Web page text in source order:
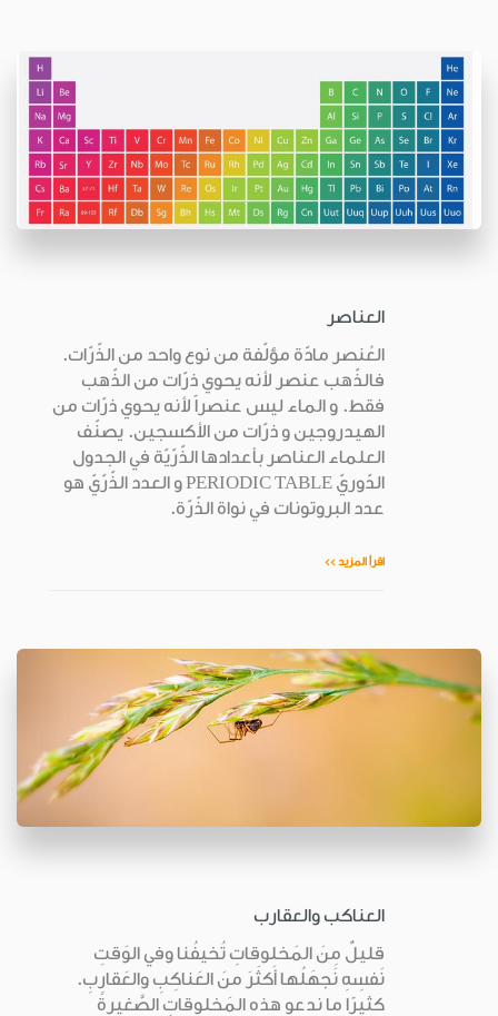
العناصر
العُنصر مادّة مؤلّفة من نوع واحد من الذّرّات.
فالذّهب عنصر لأنه يحوي ذرّات من الذّهب
فقط. و الماء ليس عنصراً لأنه يحوي ذرّات من
الهيدروجين و ذرّات من الأكسجين. يصنّف
العلماء العناصر بأعدادها الذّرّيّة في الجدول
الدّوريّ PERIODIC TABLE و العدد الذّرّيّ هو
عدد البروتونات في نواة الذّرّة.
اقرأ المزيد >>
العناكب والعقارب
قليلٌ مِنَ المَخلوقاتِ تُخيفُنا وفي الوَقتِ
نَفسِهِ نَجهَلُها أَكثَرَ منَ العَناكِبِ والعَقارِبِ.
كثيرًا ما ندعو هذه المَخلوقاتِ الصَّغيرةَ